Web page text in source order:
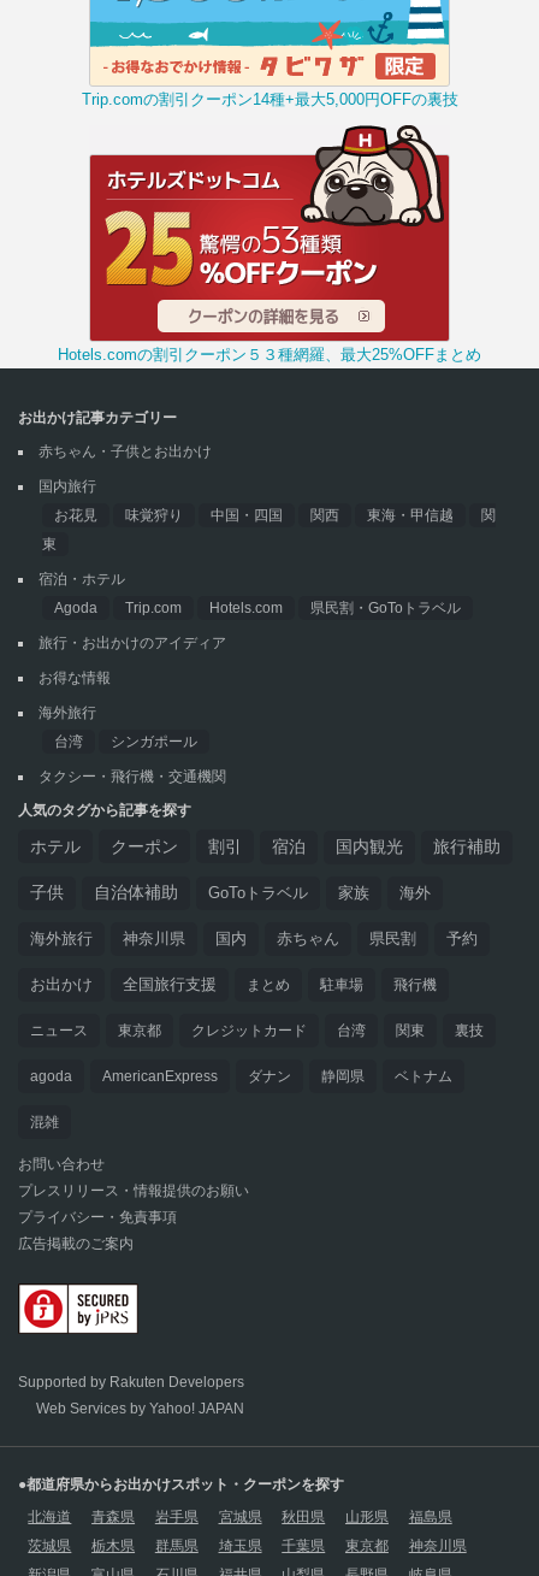
Trip.comの割引クーポン14種+最大5,000円OFFの裏技
Hotels.comの割引クーポン５３種網羅、最大25%OFFまとめ
お出かけ記事カテゴリー
赤ちゃん・子供とお出かけ
国内旅行
お花見
味覚狩り 中国・四国 関西 東海・甲信越
関
東
宿泊・ホテル
Agoda
Trip.com Hotels.com 県民割・GoToトラベル
旅行・お出かけのアイディア
お得な情報
海外旅行
台湾
シンガポール
タクシー・飛行機・交通機関
人気のタグから記事を探す
ホテル クーポン 割引 宿泊 国内観光 旅行補助
子供 自治体補助 GoToトラベル 家族 海外
海外旅行 神奈川県 国内 赤ちゃん 県民割 予約
お出かけ 全国旅行支援 まとめ 駐車場 飛行機
ニュース 東京都 クレジットカード 台湾 関東 裏技
agoda AmericanExpress ダナン 静岡県 ベトナム
混雑
お問い合わせ
プレスリリース・情報提供のお願い
プライバシー・免責事項
広告掲載のご案内
Supported by Rakuten Developers
Web Services by Yahoo! JAPAN
●都道府県からお出かけスポット・クーポンを探す
北海道
青森県 岩手県 宮城県 秋田県 山形県
福島県
茨城県
栃木県 群馬県 埼玉県 千葉県 東京都
神奈川県